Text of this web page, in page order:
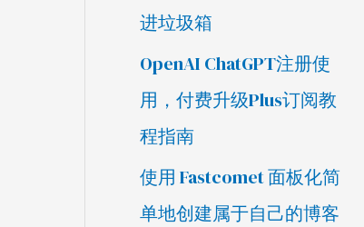
进垃圾箱
OpenAI ChatGPT注册使
用，付费升级Plus订阅教
程指南
使用 Fastcomet 面板化简
单地创建属于自己的博客